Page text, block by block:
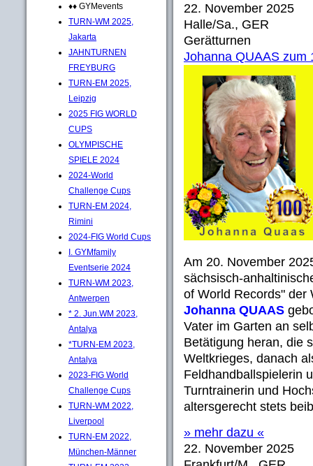
♦♦ GYMevents
TURN-WM 2025,
Jakarta
JAHNTURNEN
FREYBURG
TURN-EM 2025,
Leipzig
2025 FIG WORLD
CUPS
OLYMPISCHE
SPIELE 2024
2024-World
Challenge Cups
TURN-EM 2024,
Rimini
2024-FIG World Cups
I. GYMfamily
Eventserie 2024
TURN-WM 2023,
Antwerpen
* 2. Jun.WM 2023,
Antalya
*TURN-EM 2023,
Antalya
2023-FIG World
Challenge Cups
TURN-WM 2022,
Liverpool
TURN-EM 2022,
München-Männer
22. November 2025
Halle/Sa., GER
Gerätturnen
Johanna QUAAS zum
Am 20. November
sächsisch-
of World Records" der
Johanna QUAAS
Vater im Garten an
Betätigung heran, die
Weltkrieges, danach
Feldhandballspielerin
Turntrainerin und
altersgerecht stets
» mehr dazu «
22. November 2025